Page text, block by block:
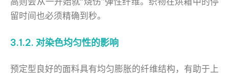
留时间也必须精确到秒。
3.1.2. 对染色均匀性的影响
预定型良好的面料具有均匀膨胀的纤维结构，有助于上